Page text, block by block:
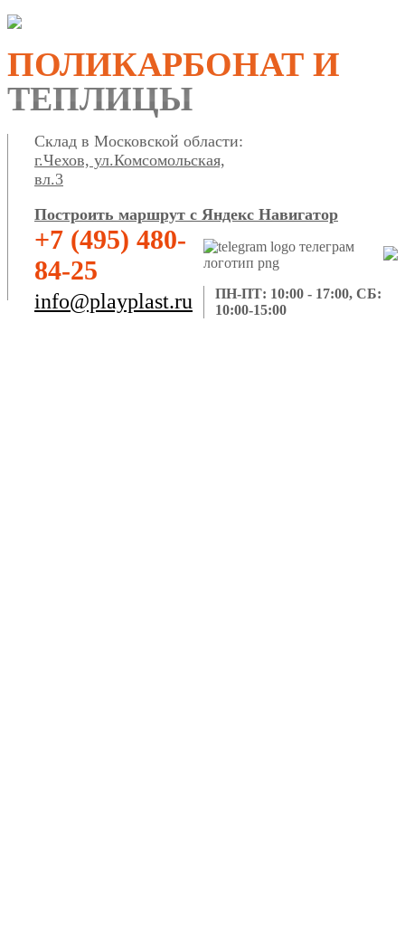
ПОЛИКАРБОНАТ И
ТЕПЛИЦЫ
Склад в Московской области:
г.Чехов, ул.Комсомольская,
вл.3
Построить маршрут с Яндекс Навигатор
+7 (495) 480-
84-25
info@playplast.ru
ПН-ПТ: 10:00 - 17:00, СБ:
10:00-15:00